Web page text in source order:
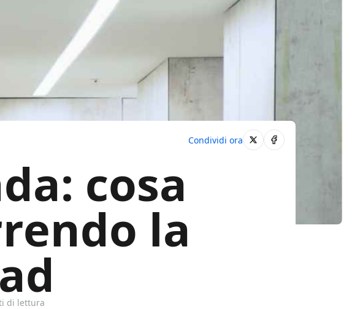
cosa
la
di lettura
Condividi ora